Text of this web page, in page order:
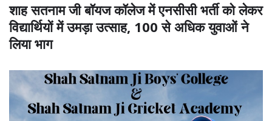
शाह सतनाम जी बॉयज कॉलेज में एनसीसी भर्ती को लेकर
विद्यार्थियों में उमड़ा उत्साह, 100 से अधिक युवाओं ने
लिया भाग